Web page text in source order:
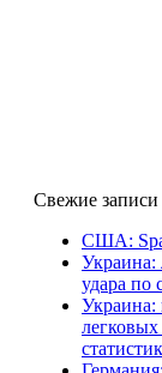
Свежие записи
США:
Украина:
удара по